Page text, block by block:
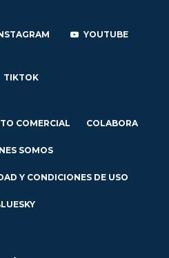
YOUTUBE
TIKTOK
COMERCIAL COLABORA
SOMOS
Y CONDICIONES DE USO